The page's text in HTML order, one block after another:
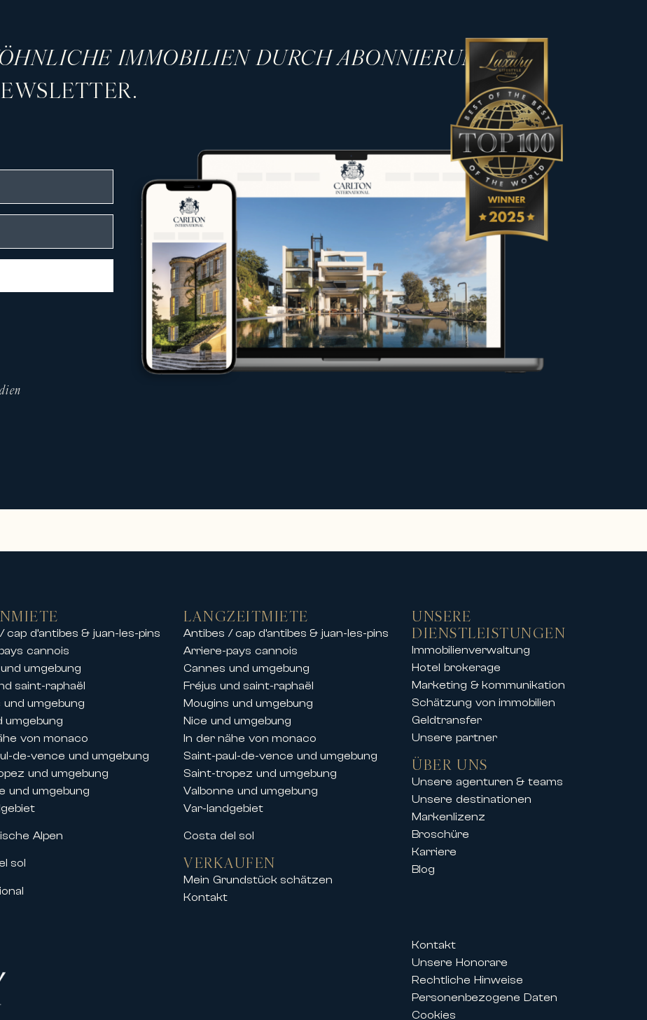
IMMOBILIEN DURCH ABONNIERUNG
cap d’antibes & juan-les-pins
cannois
umgebung
saint-raphaël
und umgebung
umgebung
von monaco
de-vence und umgebung
und umgebung
und umgebung
Alpen
sol
LANGZEITMIETE
Antibes / cap d’antibes & juan-les-pins
Arriere-pays cannois
Cannes und umgebung
Fréjus und saint-raphaël
Mougins und umgebung
Nice und umgebung
In der nähe von monaco
Saint-paul-de-vence und umgebung
Saint-tropez und umgebung
Valbonne und umgebung
Var-landgebiet
Costa del sol
VERKAUFEN
Mein Grundstück schätzen
Kontakt
UNSERE
DIENSTLEISTUNGEN
Immobilienverwaltung
Hotel brokerage
Marketing & kommunikation
Schätzung von immobilien
Geldtransfer
Unsere partner
ÜBER UNS
Unsere agenturen & teams
Unsere destinationen
Markenlizenz
Broschüre
Karriere
Blog
Kontakt
Unsere Honorare
Rechtliche Hinweise
Personenbezogene Daten
Cookies